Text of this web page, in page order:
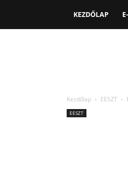
KEZDŐLAP
Kezdőlap EESZT
EESZT